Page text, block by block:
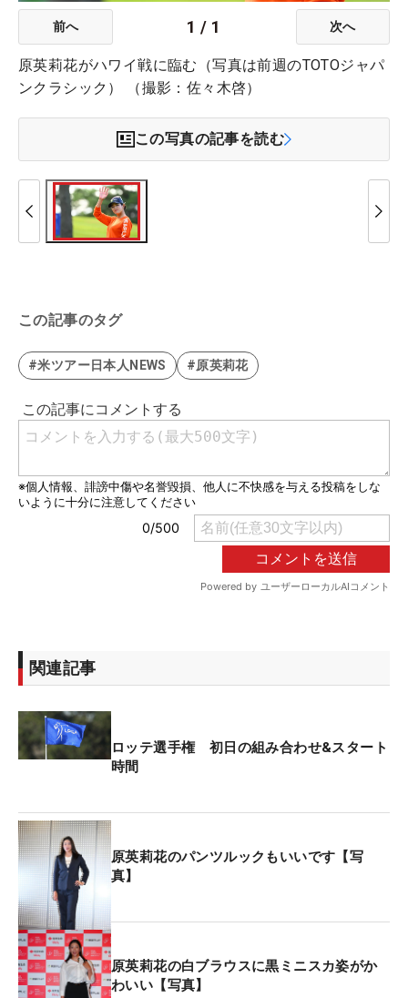
前へ 1 / 1 次へ
原英莉花がハワイ戦に臨む（写真は前週のTOTOジャパ
ンクラシック） （撮影：佐々木啓）
この写真の記事を読む
この記事のタグ
#米ツアー日本人NEWS #原英莉花
関連記事
ロッテ選手権 初日の組み合わせ&スタート
時間
原英莉花のパンツルックもいいです【写
真】
原英莉花の白ブラウスに黒ミニスカ姿がか
わいい【写真】